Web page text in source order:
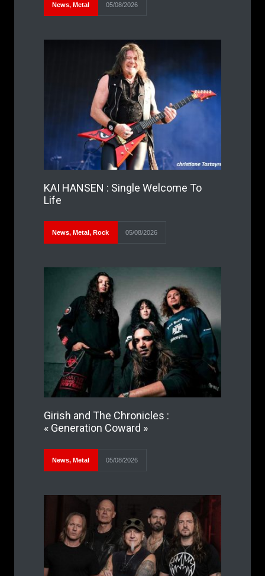
News, Metal 05/08/2026
KAI HANSEN : Single Welcome To
Life
News, Metal, Rock 05/08/2026
Girish and The Chronicles :
« Generation Coward »
News, Metal 05/08/2026